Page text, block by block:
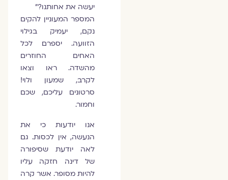
יעשה את אחותנו?"
המספר המעוניין להקים
נקם, יעמיק בגילוי
הזוועה. יספרם לכל
האחים החוזרים
מהשדה. ראו וצאו
לקרב, שמעון ולוי!
סרטונים עליכם, שכם
וחמור.
אנו יודעות כי את
הנעשה, אין לכסות. גם
לאה יודעת שסיפורה
של דינה חזקה עליו
להיות מסופר. אשר קרה